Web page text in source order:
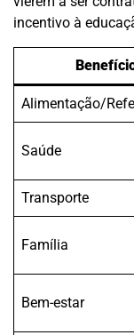
incentivo à
Alimentação/
Saúde
Transporte
Família
Bem-estar